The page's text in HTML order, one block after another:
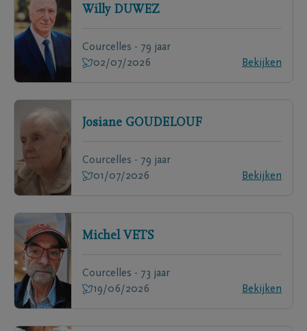
Willy DUWEZ
Courcelles - 79 jaar
02/07/2026
Bekijken
Josiane GOUDELOUF
Courcelles - 79 jaar
01/07/2026
Bekijken
Michel VETS
Courcelles - 73 jaar
19/06/2026
Bekijken